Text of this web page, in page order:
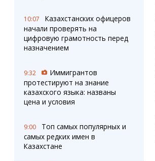
10:07
Казахстанских офицеров
начали проверять на
цифровую грамотность перед
назначением
9:32
Иммигрантов
протестируют на знание
казахского языка: названы
цена и условия
9:00
Топ самых популярных и
самых редких имен в
Казахстане